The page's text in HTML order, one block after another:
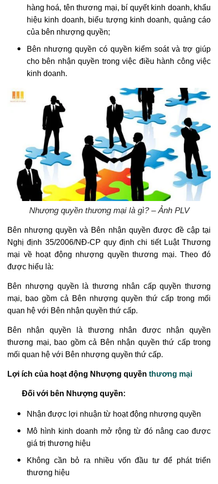
hàng hoá, tên thương mại, bí quyết kinh doanh, khẩu
hiệu kinh doanh, biểu tượng kinh doanh, quảng cáo
của bên nhượng quyền;
Bên nhượng quyền có quyền kiểm soát và trợ giúp
cho bên nhận quyền trong việc điều hành công việc
kinh doanh.
Nhượng quyền thương mại là gì? – Ảnh PLV
Bên nhượng quyền và Bên nhận quyền được đề cập tại
Nghị định 35/2006/NĐ-CP quy định chi tiết Luật Thương
mại về hoạt động nhượng quyền thương mại. Theo đó
được hiểu là:
Bên nhượng quyền là thương nhân cấp quyền thương
mại, bao gồm cả Bên nhượng quyền thứ cấp trong mối
quan hệ với Bên nhận quyền thứ cấp.
Bên nhận quyền là thương nhân được nhận quyền
thương mại, bao gồm cả Bên nhận quyền thứ cấp trong
mối quan hệ với Bên nhượng quyền thứ cấp.
Lợi ích của hoạt động Nhượng quyền thương mại
Đối với bên Nhượng quyền:
Nhận được lợi nhuận từ hoạt động nhượng quyền
Mô hình kinh doanh mở rộng từ đó nâng cao được
giá trị thương hiệu
Không cần bỏ ra nhiều vốn đầu tư để phát triển
thương hiệu